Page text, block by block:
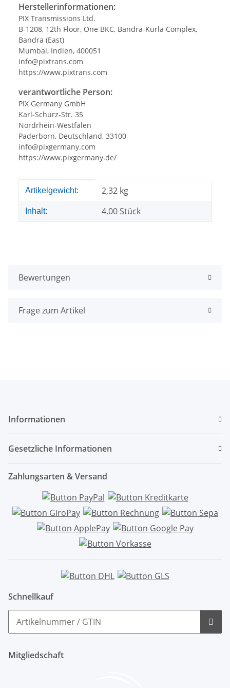
Herstellerinformationen:
PIX Transmissions Ltd.
B-1208, 12th Floor, One BKC, Bandra-Kurla Complex,
Bandra (East)
Mumbai, Indien, 400051
info@pixtrans.com
https://www.pixtrans.com
verantwortliche Person:
PIX Germany GmbH
Karl-Schurz-Str. 35
Nordrhein-Westfalen
Paderborn, Deutschland, 33100
info@pixgermany.com
https://www.pixgermany.de/
Produkteigenschaft
Wert
Artikelgewicht: 2,32 kg
Inhalt: 4,00 Stück
Bewertungen
Frage zum Artikel
Informationen
Gesetzliche Informationen
Zahlungsarten & Versand
Schnellkauf
Mitgliedschaft